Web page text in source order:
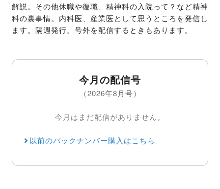
解説。その他休職や復職、精神科の入院って？など精神
科の裏事情。内科医、産業医として思うところを発信し
ます。隔週発行。号外を配信するときもあります。
今月の配信号
（2026年8月号）
今月はまだ配信がありません。
以前のバックナンバー購入はこちら